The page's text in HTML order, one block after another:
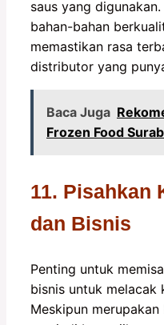
saus yang
bahan-bahan
memastikan rasa
distributor yang
Baca Juga
Frozen Food
11. Pisahkan
dan Bisnis
Penting untuk
bisnis untuk melacak
Meskipun